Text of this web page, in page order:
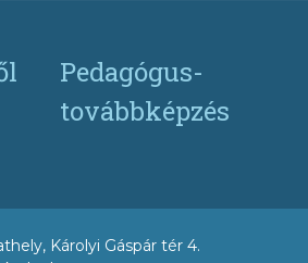
Pedagógus-
továbbképzés
Károlyi Gáspár tér 4.